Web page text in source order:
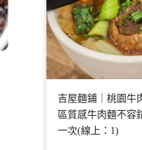
吉屋麵鋪｜桃園牛
區質感牛肉麵不容
一次(線上：1)